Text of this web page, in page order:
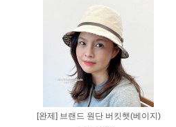
[완제] 브랜드 원단 버킷햇(베이지)